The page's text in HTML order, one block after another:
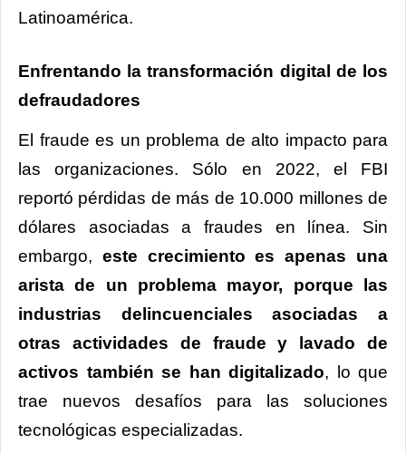
Latinoamérica.
Enfrentando la transformación digital de los
defraudadores
El fraude es un problema de alto impacto para
las organizaciones. Sólo en 2022, el FBI
reportó pérdidas de más de 10.000 millones de
dólares asociadas a fraudes en línea. Sin
embargo, este crecimiento es apenas una
arista de un problema mayor, porque las
industrias delincuenciales asociadas a
otras actividades de fraude y lavado de
activos también se han digitalizado, lo que
trae nuevos desafíos para las soluciones
tecnológicas especializadas.